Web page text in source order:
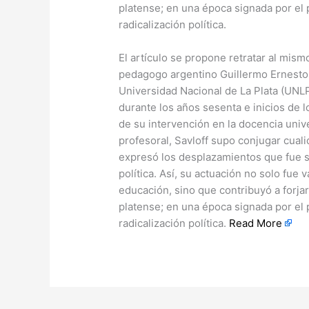
platense; en una época signada por
radicalización política.
​El artículo se propone retratar al
pedagogo argentino Guillermo
Universidad Nacional de La Plata
durante los años sesenta e inicios de
de su intervención en la docencia
profesoral, Savloff supo conjugar
expresó los desplazamientos que fue
política. Así, su actuación no solo fue
educación, sino que contribuyó a
platense; en una época signada por
radicalización política. Read More